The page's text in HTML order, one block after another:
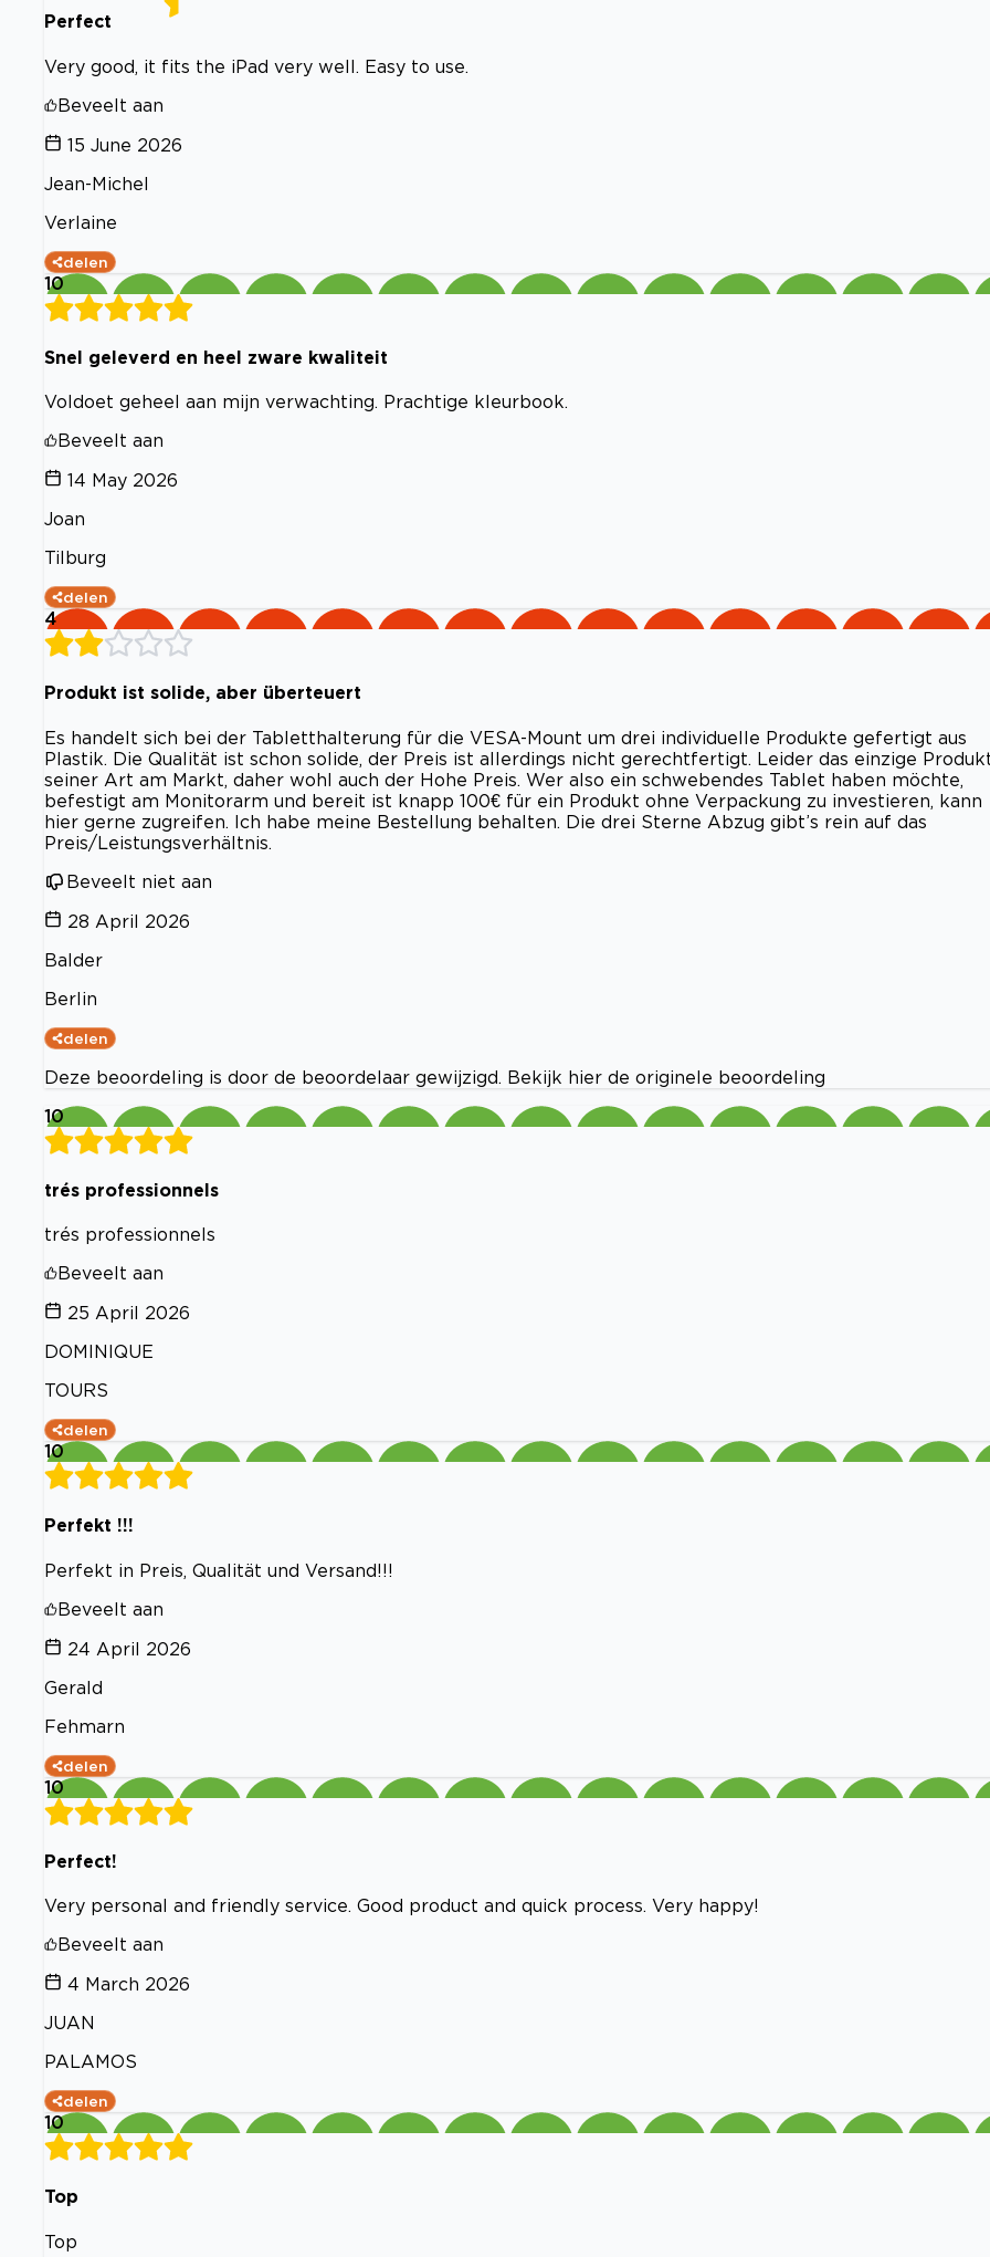
Perfect
Very good, it fits the iPad very well. Easy to use.
Beveelt aan
15 June 2026
Jean-Michel
Verlaine
delen
10
Snel geleverd en heel zware kwaliteit
Voldoet geheel aan mijn verwachting. Prachtige kleurbook.
Beveelt aan
14 May 2026
Joan
Tilburg
delen
4
Produkt ist solide, aber überteuert
Es handelt sich bei der Tabletthalterung für die VESA-Mount um drei individuelle Produkte gefertigt aus
Plastik. Die Qualität ist schon solide, der Preis ist allerdings nicht gerechtfertigt. Leider das einzige
seiner Art am Markt, daher wohl auch der Hohe Preis. Wer also ein schwebendes Tablet haben möchte,
befestigt am Monitorarm und bereit ist knapp 100€ für ein Produkt ohne Verpackung zu investieren, kann
hier gerne zugreifen. Ich habe meine Bestellung behalten. Die drei Sterne Abzug gibt’s rein auf das
Preis/Leistungsverhältnis.
Beveelt niet aan
28 April 2026
Balder
Berlin
delen
Deze beoordeling is door de beoordelaar gewijzigd. Bekijk hier de originele beoordeling
10
trés professionnels
trés professionnels
Beveelt aan
25 April 2026
DOMINIQUE
TOURS
delen
10
Perfekt !!!
Perfekt in Preis, Qualität und Versand!!!
Beveelt aan
24 April 2026
Gerald
Fehmarn
delen
10
Perfect!
Very personal and friendly service. Good product and quick process. Very happy!
Beveelt aan
4 March 2026
JUAN
PALAMOS
delen
10
Top
Top